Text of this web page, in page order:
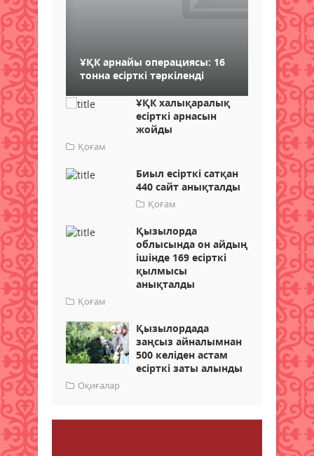
ҰҚК арнайы операциясы: 16
тонна есірткі тәркіленді
ҰҚК халықаралық
есірткі арнасын
жойды
Қоғам
Биыл есірткі сатқан
440 сайт анықталды
Қоғам
Қызылорда
облысында он айдың
ішінде 169 есірткі
қылмысы
анықталды
Қоғам
Қызылордада
заңсыз айналымнан
500 келіден астам
есірткі заты алынды
Оқиғалар